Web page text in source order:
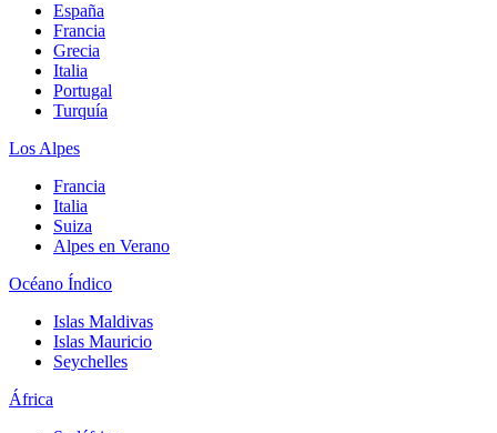
España
Francia
Grecia
Italia
Portugal
Turquía
Los Alpes
Francia
Italia
Suiza
Alpes en Verano
Océano Índico
Islas Maldivas
Islas Mauricio
Seychelles
África